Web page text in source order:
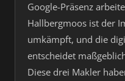
Google-Präsenz
Hallbergmoos ist der
umkämpft, und die
entscheidet
Diese drei Makler